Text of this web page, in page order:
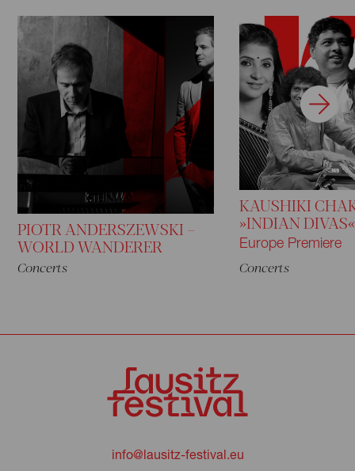
PIOTR ANDERSZEWSKI –
WORLD WANDERER
Concerts
KAUSHIKI
»INDIAN DIVAS«
Europe Premiere
Concerts
info@lausitz-festival.eu